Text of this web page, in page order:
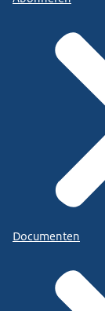
Documenten